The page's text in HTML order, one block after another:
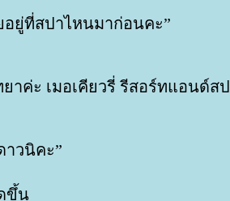
ยู่ที่สปาไหนมาก่อนคะ”
าค่ะ เมอเคียวรี่ รีสอร์ทแอนด์ส
าวนิคะ”
ขึ้น